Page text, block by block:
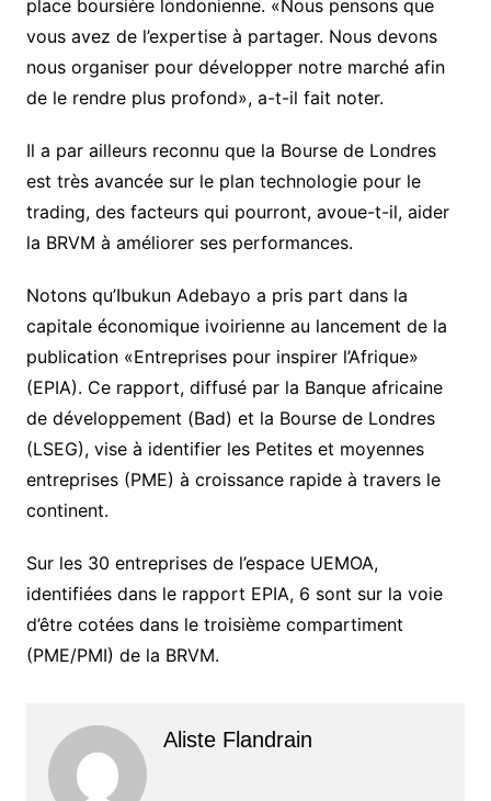
place boursière londonienne. «Nous pensons que
vous avez de l’expertise à partager. Nous devons
nous organiser pour développer notre marché afin
de le rendre plus profond», a-t-il fait noter.
Il a par ailleurs reconnu que la Bourse de Londres
est très avancée sur le plan technologie pour le
trading, des facteurs qui pourront, avoue-t-il, aider
la BRVM à améliorer ses performances.
Notons qu’Ibukun Adebayo a pris part dans la
capitale économique ivoirienne au lancement de la
publication «Entreprises pour inspirer l’Afrique»
(EPIA). Ce rapport, diffusé par la Banque africaine
de développement (Bad) et la Bourse de Londres
(LSEG), vise à identifier les Petites et moyennes
entreprises (PME) à croissance rapide à travers le
continent.
Sur les 30 entreprises de l’espace UEMOA,
identifiées dans le rapport EPIA, 6 sont sur la voie
d’être cotées dans le troisième compartiment
(PME/PMI) de la BRVM.
Aliste Flandrain